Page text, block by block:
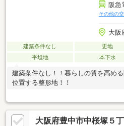
阪急
その他の
大阪
建築条件なし 更地
平坦地
本下水
建築条件なし！！暮らしの質を高め
位置する整形地！！
大阪府豊中市中桜塚５